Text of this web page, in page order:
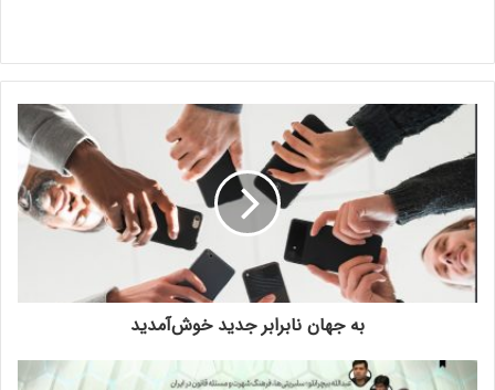
به جهان نابرابر جدید خوش‌آمدید